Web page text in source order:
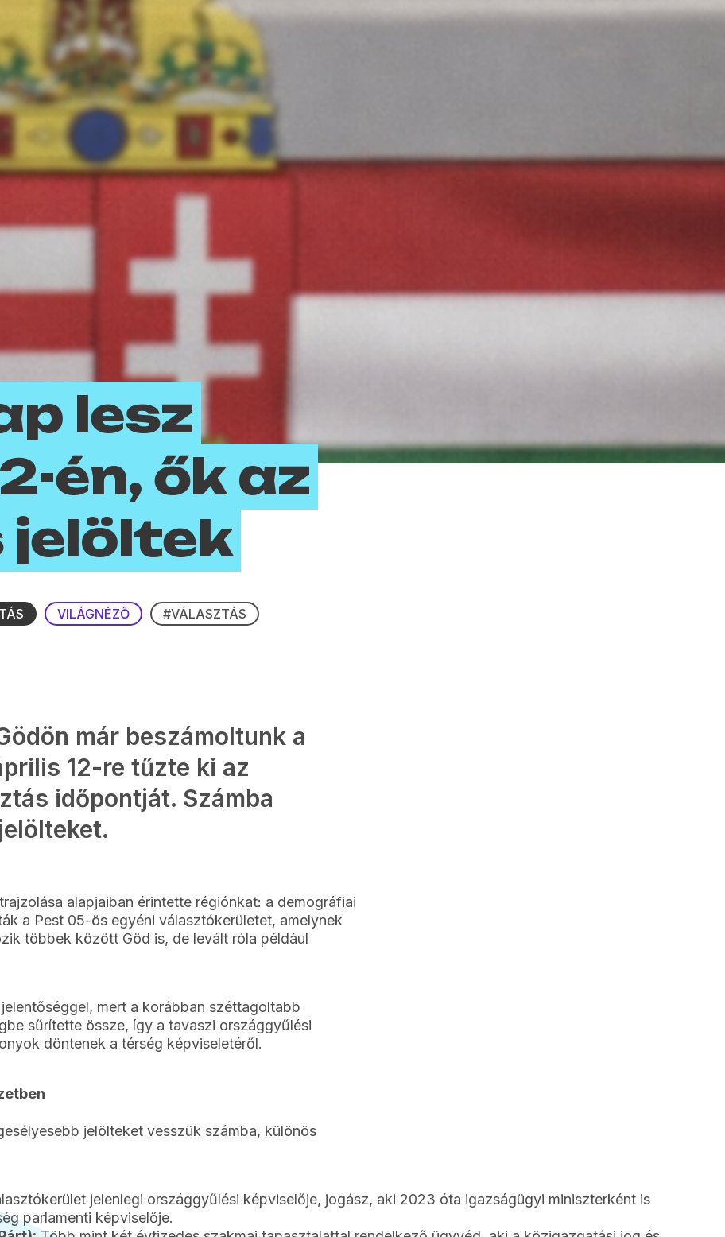
lesz
én, ők az
jelöltek
VILÁGNÉZŐ #VÁLASZTÁS
már beszámoltunk a
12-re tűzte ki az
időpontját. Számba
alapjaiban érintette régiónkat: a demográfiai
a Pest 05-ös egyéni választókerületet, amelynek
többek között Göd is, de levált róla például
mert a korábban széttagoltabb
sűrítette össze, így a tavaszi országgyűlési
döntenek a térség képviseletéről.
jelölteket vesszük számba, különös
jelenlegi országgyűlési képviselője, jogász, aki 2023 óta igazságügyi miniszterként is
parlamenti képviselője.